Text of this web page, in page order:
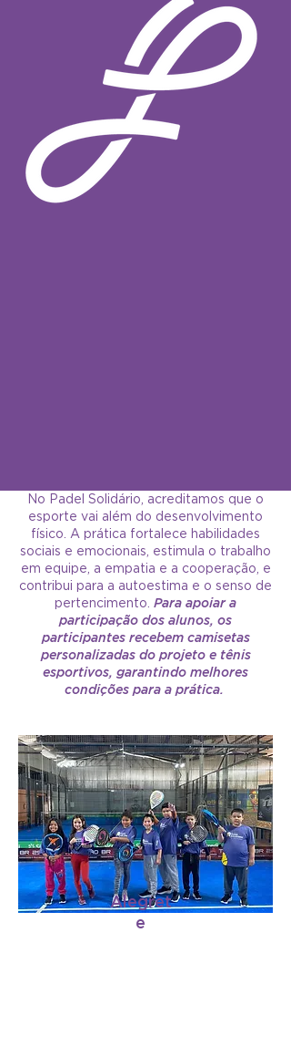
No Padel Solidário, acreditamos que o
esporte vai além do desenvolvimento
físico. A prática fortalece habilidades
sociais e emocionais, estimula o trabalho
em equipe, a empatia e a cooperação, e
contribui para a autoestima e o senso de
pertencimento. Para apoiar a
participação dos alunos, os
participantes recebem camisetas
personalizadas do projeto e tênis
esportivos, garantindo melhores
condições para a prática.
Alegret
e